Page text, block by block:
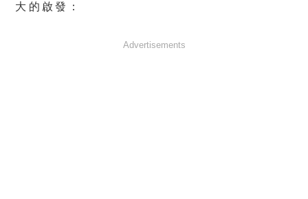
大的啟發：
Advertisements